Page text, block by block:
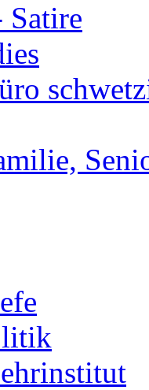
Satire